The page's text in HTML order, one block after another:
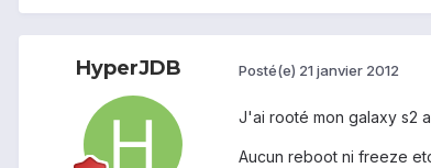
HyperJDB Posté(e) 21 janvier 2012
J'ai rooté mon galaxy s2
Aucun reboot ni freeze